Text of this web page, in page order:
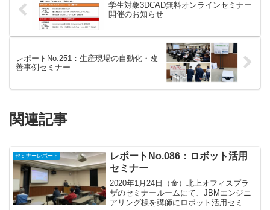
学生対象3DCAD無料オンラインセミナー
開催のお知らせ
レポートNo.251：生産現場の自動化・改
善事例セミナー
関連記事
セミナーレポート
レポートNo.086：ロボット活用
セミナー
2020年1月24日（金）北上オフィスプラ
ザのセミナールームにて、JBMエンジニ
アリング様を講師にロボット活用セミナ